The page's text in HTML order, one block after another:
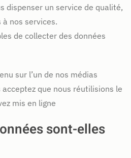
dispenser un service de qualité,
nos services.
de collecter des données
sur l’un de nos médias
que nous réutilisions le
mis en ligne
sont-elles